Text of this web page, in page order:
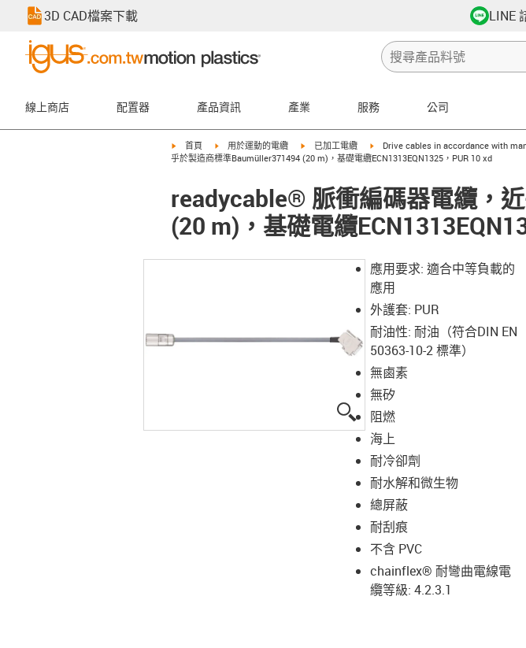
3D CAD檔案下載 LINE
線上商店 配置器 產品資訊 產業 服務 公司
igus-icon-arrow-right
首頁 igus-icon-arrow-right
用於運動的電纜 igus-icon-arrow-right
已加工電纜 igus-icon-arrow-right
Drive cables in accordance with
乎於製造商標準Baumüller371494 (20 m)，基礎電纜ECN1313EQN1325，PUR 10 xd
readycable® 脈衝編碼器電纜，
(20 m)，基礎電纜
igus-icon-lupe
應用要求: 適合中等負載的
應用
外護套: PUR
耐油性: 耐油（符合DIN EN
50363-10-2 標準）
無鹵素
無矽
阻燃
海上
耐冷卻劑
耐水解和微生物
總屏蔽
耐刮痕
不含 PVC
chainflex® 耐彎曲電線電
纜等級: 4.2.3.1